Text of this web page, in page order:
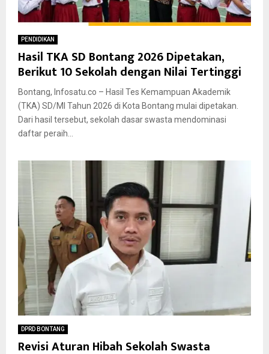
PENDIDIKAN
Hasil TKA SD Bontang 2026 Dipetakan,
Berikut 10 Sekolah dengan Nilai Tertinggi
Bontang, Infosatu.co – Hasil Tes Kemampuan Akademik
(TKA) SD/MI Tahun 2026 di Kota Bontang mulai dipetakan.
Dari hasil tersebut, sekolah dasar swasta mendominasi
daftar peraih...
DPRD BONTANG
Revisi Aturan Hibah Sekolah Swasta